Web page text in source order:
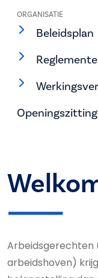
ORGANISATIE
Beleidsplan
Arbeidsgerechten
arbeidshoven)